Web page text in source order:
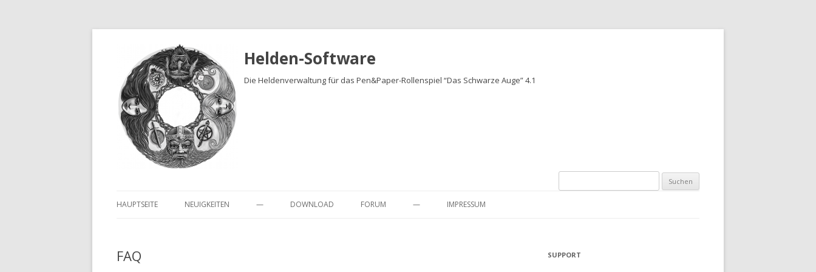
Helden-Software
Die Heldenverwaltung für das Pen&Paper-Rollenspiel “Das Schwarze Auge” 4.1
Suchen
HAUPTSEITE NEUIGKEITEN — DOWNLOAD FORUM — IMPRESSUM
FAQ SUPPORT